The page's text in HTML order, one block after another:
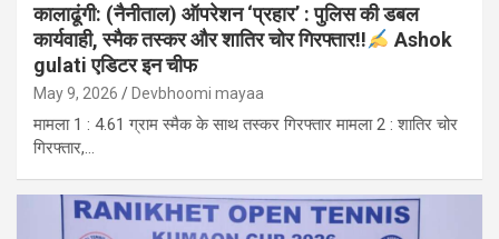
कालाढूंगी: (नैनीताल) ऑपरेशन ‘प्रहार’ : पुलिस की डबल
कार्यवाही, स्मैक तस्कर और शातिर चोर गिरफ्तार!!
Ashok
gulati एडिटर इन चीफ
May 9, 2026 Devbhoomi mayaa
मामला 1 : 4.61 ग्राम स्मैक के साथ तस्कर गिरफ्तार मामला 2 : शातिर चोर
गिरफ्तार,…